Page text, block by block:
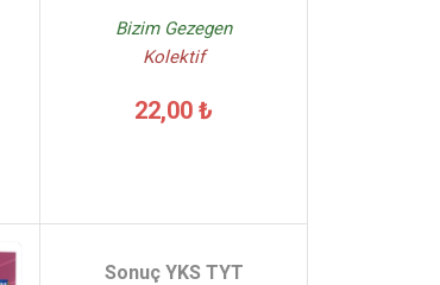
Bizim Gezegen
Kolektif
22,00 ₺
Sonuç YKS TYT